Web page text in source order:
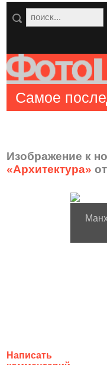
Самое
Изображение к
«Архитектура»
Написать